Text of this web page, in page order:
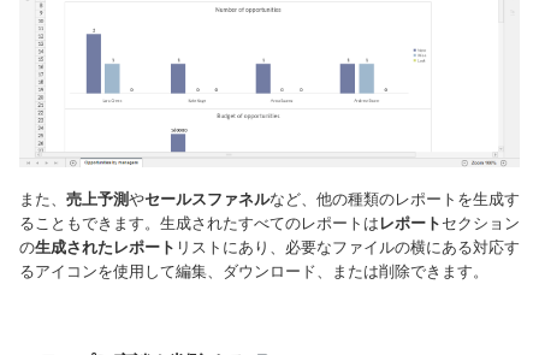
また、 売上予測やセールスファネルなど、他の種類のレポートを生成す
ることもできます。生成されたすべてのレポートはレポートセクション
の生成されたレポート リストにあり、必要なファイルの横にある対応す
るアイコンを使用して編集、ダウンロード、または削除できます。